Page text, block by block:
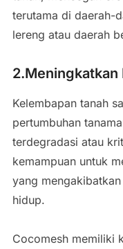
terutama di daerah-
lereng atau daerah
2.Meningkatkan
Kelembapan tanah
pertumbuhan
terdegradasi atau
kemampuan untuk
yang
hidup.
Cocomesh memiliki